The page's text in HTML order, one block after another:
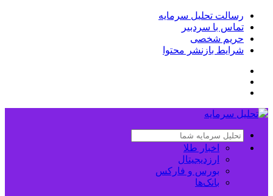
رسالت تحلیل سرمایه
تماس با سردبیر
حریم شخصی
شرایط بازنشر محتوا
اخبار طلا
ارزدیجیتال
بورس و فارکس
بانک‌ها